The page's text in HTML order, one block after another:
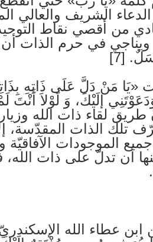
الشريف‌ والعالي‌
من‌ أقصي‌ نقاط‌
ويناجي‌ في‌ حرم‌ الذات‌
[7]
«يَا مَنْ دَلَّ عَلَی ذَاتِهِ
إلَيْكَ، وَ لَوْلاَ أَنْتَ
لقاء ذات‌ الله‌
تلك‌ الذات‌ المقدّسة‌،
الموجودات‌ الآفاقيّة‌
أن‌ تدلّ علی ذات‌ الله‌،
ابن‌ عطاء الله‌